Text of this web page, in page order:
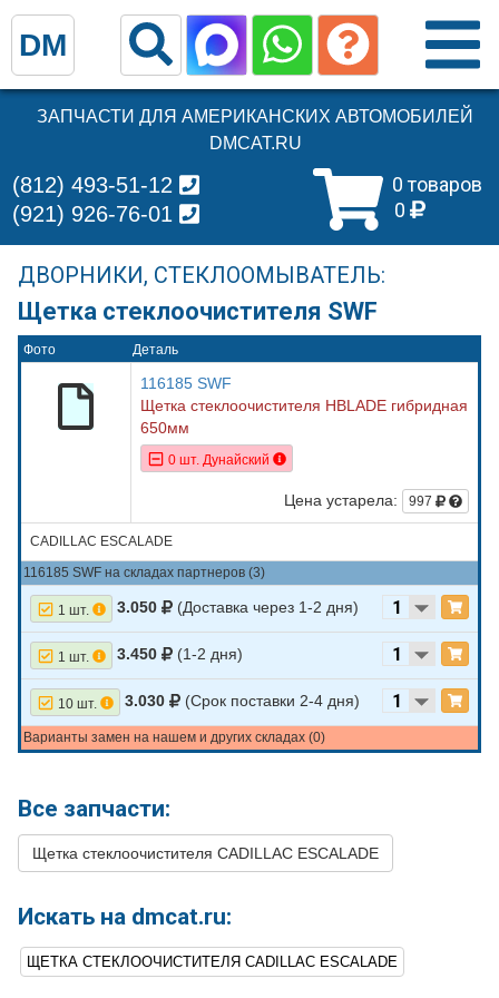
ЗАПЧАСТИ ДЛЯ АМЕРИКАНСКИХ АВТОМОБИЛЕЙ
DMCAT.RU
0 товаров
0
(812) 493-51-12
(921) 926-76-01
ДВОРНИКИ, СТЕКЛООМЫВАТЕЛЬ:
Щетка стеклоочистителя SWF
Фото Деталь
116185 SWF
Щетка стеклоочистителя HBLADE гибридная
650мм
0 шт. Дунайский
Цена устарела: 997
CADILLAC ESCALADE
116185 SWF на складах партнеров (3)
1 шт. 3.050 (Доставка через 1-2 дня)
1 шт. 3.450 (1-2 дня)
10 шт. 3.030 (Срок поставки 2-4 дня)
Варианты замен на нашем и других складах (0)
Все запчасти:
Щетка стеклоочистителя CADILLAC ESCALADE
Искать на dmcat.ru:
ЩЕТКА СТЕКЛООЧИСТИТЕЛЯ CADILLAC ESCALADE
DM